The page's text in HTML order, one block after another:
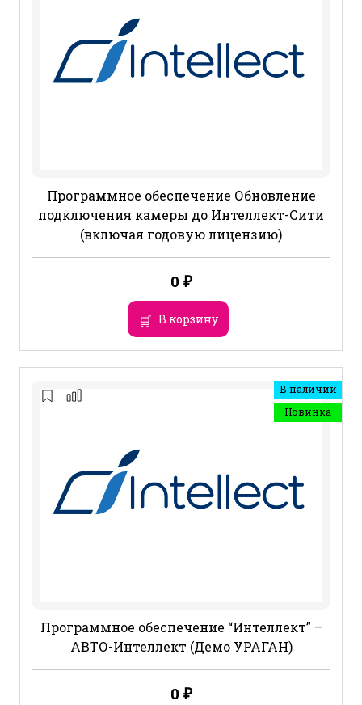
Программное обеспечение Обновление
подключения камеры до Интеллект-Сити
(включая годовую лицензию)
0 ₽
В корзину
В наличии
Новинка
Программное обеспечение “Интеллект” –
АВТО-Интеллект (Демо УРАГАН)
0 ₽